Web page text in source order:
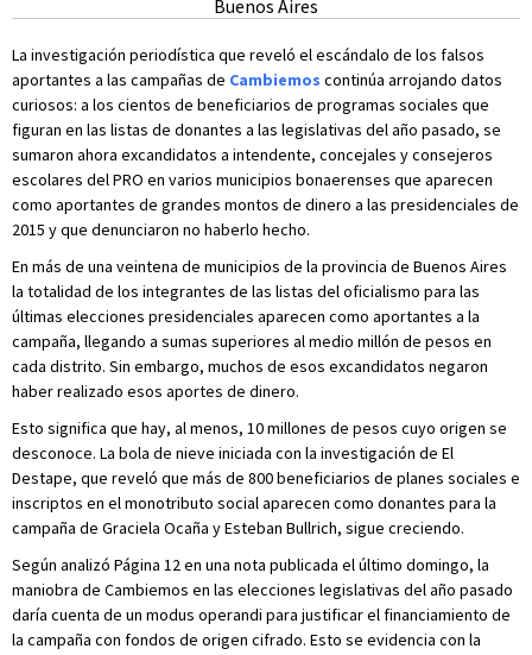
La investigación periodística que reveló el escándalo de los falsos
aportantes a las campañas de Cambiemos continúa arrojando datos
curiosos: a los cientos de beneficiarios de programas sociales que
figuran en las listas de donantes a las legislativas del año pasado, se
sumaron ahora excandidatos a intendente, concejales y consejeros
escolares del PRO en varios municipios bonaerenses que aparecen
como aportantes de grandes montos de dinero a las presidenciales de
2015 y que denunciaron no haberlo hecho.
En más de una veintena de municipios de la provincia de Buenos Aires
la totalidad de los integrantes de las listas del oficialismo para las
últimas elecciones presidenciales aparecen como aportantes a la
campaña, llegando a sumas superiores al medio millón de pesos en
cada distrito. Sin embargo, muchos de esos excandidatos negaron
haber realizado esos aportes de dinero.
Esto significa que hay, al menos, 10 millones de pesos cuyo origen se
desconoce. La bola de nieve iniciada con la investigación de El
Destape, que reveló que más de 800 beneficiarios de planes sociales e
inscriptos en el monotributo social aparecen como donantes para la
campaña de Graciela Ocaña y Esteban Bullrich, sigue creciendo.
Según analizó Página 12 en una nota publicada el último domingo, la
maniobra de Cambiemos en las elecciones legislativas del año pasado
daría cuenta de un modus operandi para justificar el financiamiento de
la campaña con fondos de origen cifrado. Esto se evidencia con la